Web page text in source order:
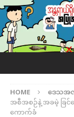
HOME ဒေသအ
အစီအစဉ်နဲ့ အခမဲ့ ခြင်
ကောက်ခံ